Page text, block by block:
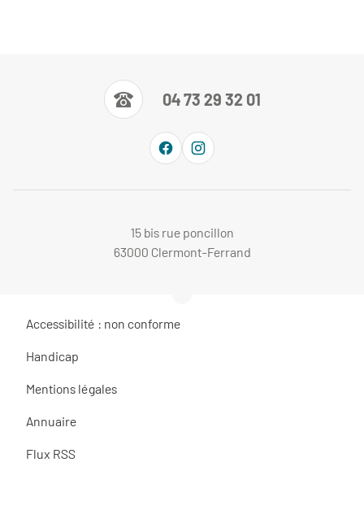
04 73 29 32 01
15 bis rue poncillon
63000 Clermont-Ferrand
Accessibilité : non conforme
Handicap
Mentions légales
Annuaire
Flux RSS